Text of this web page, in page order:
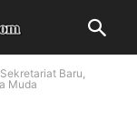
Baru,
Muda